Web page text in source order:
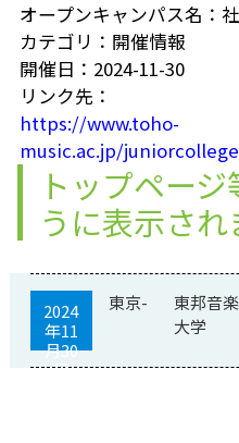
オープンキャンパス名：
カテゴリ：開催情報
開催日：2024-11-30
リンク先：
https://www.toho-
music.ac.jp/
トップペー
うに表示され
2024
年11
月30
日
東京-
東邦音
大学